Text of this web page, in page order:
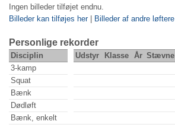
Ingen billeder tilføjet endnu.
Billeder kan tilføjes her| Billeder af andre løftere
Personlige rekorder
Disciplin Udstyr Klasse År Stævne
3-kamp
Squat
Bænk
Dødløft
Bænk, enkelt